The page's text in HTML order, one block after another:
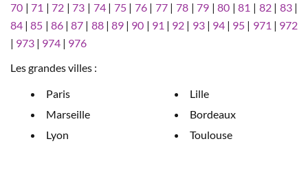
70 |71 |72 |73 | 74| 75| 76| 77| 78 |79 |80 |81 | 82| 83|
84 |85 | 86|87 | 88| 89| 90 | 91 | 92 | 93| 94| 95 | 971 | 972
| 973 | 974 | 976
Les grandes villes :
Paris
Marseille
Lyon
Lille
Bordeaux
Toulouse